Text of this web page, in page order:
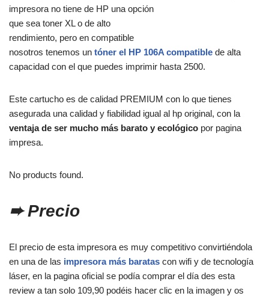
impresora no tiene de HP una opción
que sea toner XL o de alto
rendimiento, pero en compatible
nosotros tenemos un tóner el HP 106A compatible de alta
capacidad con el que puedes imprimir hasta 2500.
Este cartucho es de calidad PREMIUM con lo que tienes
asegurada una calidad y fiabilidad igual al hp original, con la
ventaja de ser mucho más barato y ecológico por pagina
impresa.
No products found.
➨ Precio
El precio de esta impresora es muy competitivo convirtiéndola
en una de las impresora más baratas con wifi y de tecnología
láser, en la pagina oficial se podía comprar el día des esta
review a tan solo 109,90 podéis hacer clic en la imagen y os